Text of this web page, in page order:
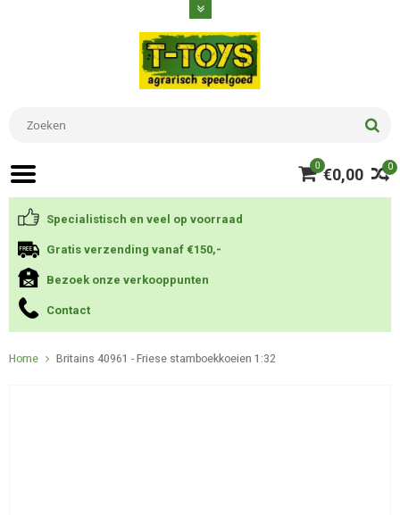
0
0 €0,00
Specialistisch en veel op voorraad
Gratis verzending vanaf €150,-
Bezoek onze verkooppunten
Contact
Home Britains 40961 - Friese stamboekkoeien 1:32